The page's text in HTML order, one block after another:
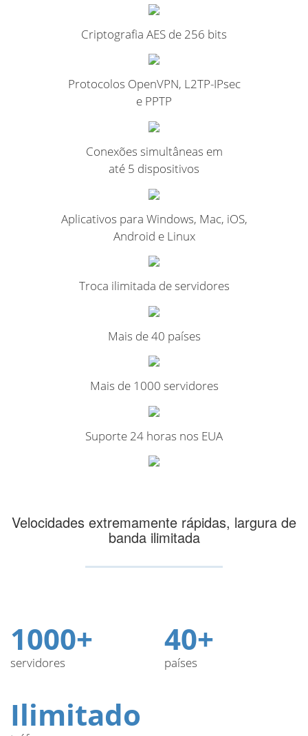
Criptografia AES de 256 bits
Protocolos OpenVPN, L2TP-IPsec
e PPTP
Conexões simultâneas em
até 5 dispositivos
Aplicativos para Windows, Mac, iOS,
Android e Linux
Troca ilimitada de servidores
Mais de 40 países
Mais de 1000 servidores
Suporte 24 horas nos EUA
Velocidades extremamente rápidas, largura de
banda ilimitada
1000+
servidores
40+
países
Ilimitado